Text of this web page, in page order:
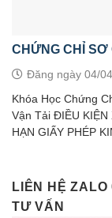
CHỨNG CHỈ SƠ
Đăng ngày 04/
Khóa Học Chứng
Vận Tải ĐIỀU KIỆN
HẠN GIẤY PHÉP
LIÊN HỆ
TƯ VẤN